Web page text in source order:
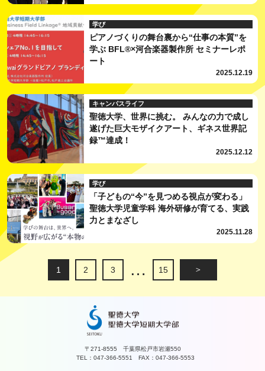
学び
ピアノづくりの舞台裏から“仕事の本質”を
学ぶ BFL®×河合楽器製作所 セミナーレポ
ート
2025.12.19
キャンパスライフ
聖徳大学、世界に挑む。 みんなの力で成し
遂げた巨大モザイクアート、ギネス世界記
録™達成！
2025.12.12
学び
「子どもの“今”を見つめる視点が変わる」
聖徳大学児童学科 海外研修が育てる、実践
力とまなざし
2025.11.28
1 2 3 … 15 ＞
〒271-8555 千葉県松戸市岩瀬550
TEL：047-366-5551 FAX：047-366-5553